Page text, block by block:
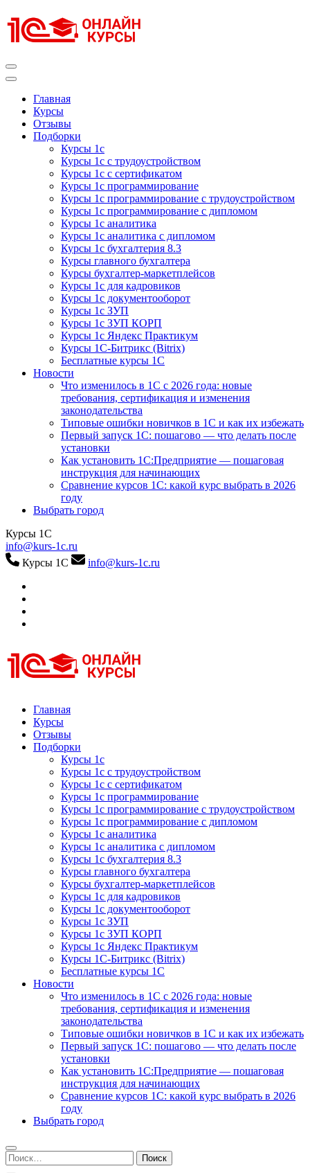
к
содержимому
Главная
Курсы
Отзывы
Подборки
Курсы 1с
Курсы 1с с трудоустройством
Курсы 1с с сертификатом
Курсы 1с программирование
Курсы 1с программирование с трудоустройством
Курсы 1с программирование с дипломом
Курсы 1с аналитика
Курсы 1с аналитика с дипломом
Курсы 1с бухгалтерия 8.3
Курсы главного бухгалтера
Курсы бухгалтер-маркетплейсов
Курсы 1с для кадровиков
Курсы 1с документооборот
Курсы 1с ЗУП
Курсы 1с ЗУП КОРП
Курсы 1с Яндекс Практикум
Курсы 1С-Битрикс (Bitrix)
Бесплатные курсы 1С
Новости
Что изменилось в 1С с 2026 года: новые
требования, сертификация и изменения
законодательства
Типовые ошибки новичков в 1С и как их избежать
Первый запуск 1С: пошагово — что делать после
установки
Как установить 1С:Предприятие — пошаговая
инструкция для начинающих
Сравнение курсов 1С: какой курс выбрать в 2026
году
Выбрать город
Курсы 1С
info@kurs-1c.ru
Курсы 1С
info@kurs-1c.ru
Курсы 1С
Курсы 1С официальная сертификация
Главная
Курсы
Отзывы
Подборки
Курсы 1с
Курсы 1с с трудоустройством
Курсы 1с с сертификатом
Курсы 1с программирование
Курсы 1с программирование с трудоустройством
Курсы 1с программирование с дипломом
Курсы 1с аналитика
Курсы 1с аналитика с дипломом
Курсы 1с бухгалтерия 8.3
Курсы главного бухгалтера
Курсы бухгалтер-маркетплейсов
Курсы 1с для кадровиков
Курсы 1с документооборот
Курсы 1с ЗУП
Курсы 1с ЗУП КОРП
Курсы 1с Яндекс Практикум
Курсы 1С-Битрикс (Bitrix)
Бесплатные курсы 1С
Новости
Что изменилось в 1С с 2026 года: новые
требования, сертификация и изменения
законодательства
Типовые ошибки новичков в 1С и как их избежать
Первый запуск 1С: пошагово — что делать после
установки
Как установить 1С:Предприятие — пошаговая
инструкция для начинающих
Сравнение курсов 1С: какой курс выбрать в 2026
году
Выбрать город
Найти: